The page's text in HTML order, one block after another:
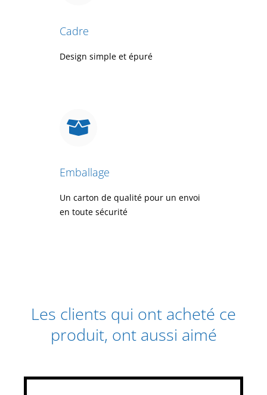
Cadre
Design simple et épuré
Emballage
Un carton de qualité pour un envoi
en toute sécurité
Les clients qui ont acheté ce
produit, ont aussi aimé